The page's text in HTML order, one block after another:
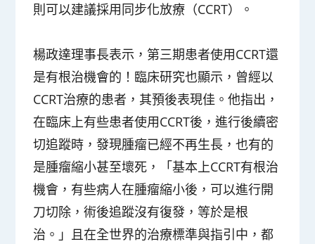
則可以建議採用同步化放療（CCRT）。
楊政達理事長表示，第三期患者使用CCRT還
是有根治機會的！臨床研究也顯示，曾經以
CCRT治療的患者，其預後表現佳。他指出，
在臨床上有些患者使用CCRT後，進行後續密
切追蹤時，發現腫瘤已經不再生長，也有的
是腫瘤縮小甚至壞死，「基本上CCRT有根治
機會，有些病人在腫瘤縮小後，可以進行開
刀切除，術後追蹤沒有復發，等於是根
治。」且在全世界的治療標準與指引中，都